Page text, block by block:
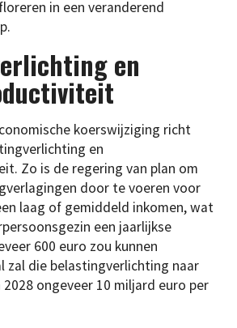
in een veranderend
en
koerswijziging richt
en
Zo is de regering van plan om
door te voeren voor
laag of gemiddeld inkomen, wat
een jaarlijkse
600 euro zou kunnen
zal die belastingverlichting naar
ongeveer 10 miljard euro per